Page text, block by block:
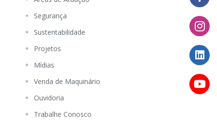
Segurança
Sustentabilidade
Projetos
Mídias
Venda de Maquinário
Ouvidoria
Trabalhe Conosco